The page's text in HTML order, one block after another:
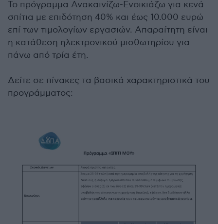
Το πρόγραμμα Ανακαινίζω-Ενοικιάζω για κενά
σπίτια με επιδότηση 40% και έως 10.000 ευρώ
επί των τιμολογίων εργασιών. Απαραίτητη είναι
η κατάθεση ηλεκτρονικού μισθωτηρίου για
πάνω από τρία έτη.
Δείτε σε πίνακες τα βασικά χαρακτηριστικά του
προγράμματος: